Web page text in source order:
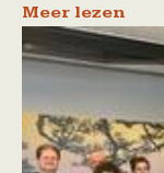
Meer lezen